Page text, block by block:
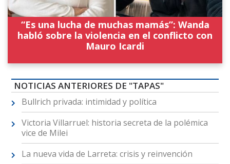
“Es una lucha de muchas mamás”: Wanda
habló sobre la violencia en el conflicto con
Mauro Icardi
NOTICIAS ANTERIORES DE "TAPAS"
Bullrich privada: intimidad y política
Victoria Villarruel: historia secreta de la polémica
vice de Milei
La nueva vida de Larreta: crisis y reinvención